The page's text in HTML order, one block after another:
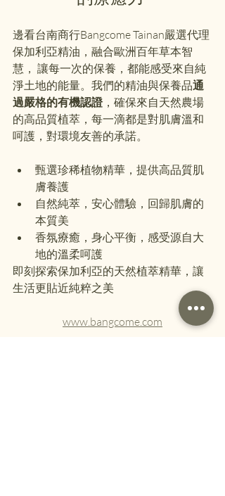
邊看台南商行Bangcome Tainan嚴選代理
保加利亞精油，融合歐洲百年草本智
慧， 讓每一次的保養，都能感受來自純
淨土地的能量。我們的精油與保養品通
過嚴格的有機認證，確保來自天然農場
的高品質植萃，每一滴都是對肌膚溫和
呵護，對環境友善的承諾。
甄選珍稀植物精華，提供高品質肌
膚養護
自然純萃，安心體驗，回歸肌膚的
本質美
香氛療癒，身心平衡，感受源自大
地的溫柔呵護
即刻探索保加利亞的天然植萃精華，讓
生活更貼近純粹之美
www.bangcome.com